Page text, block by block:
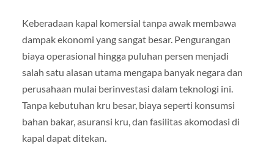
Keberadaan kapal komersial tanpa awak membawa
dampak ekonomi yang sangat besar. Pengurangan
biaya operasional hingga puluhan persen menjadi
salah satu alasan utama mengapa banyak negara dan
perusahaan mulai berinvestasi dalam teknologi ini.
Tanpa kebutuhan kru besar, biaya seperti konsumsi
bahan bakar, asuransi kru, dan fasilitas akomodasi di
kapal dapat ditekan.